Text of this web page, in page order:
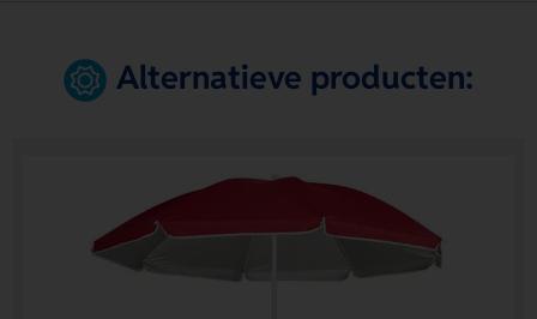
Alternatieve producten: